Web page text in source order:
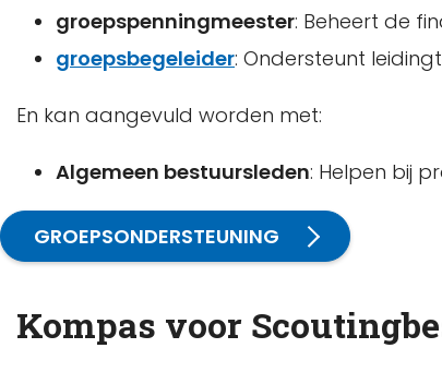
groepspenningmeester: Beheert de
groepsbegeleider: Ondersteunt
En kan aangevuld worden met:
Algemeen bestuursleden: Helpen bij
GROEPSONDERSTEUNING
Kompas voor